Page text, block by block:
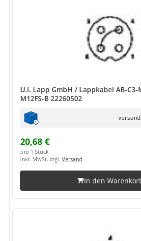
U.I. Lapp GmbH / Lappkabel AB-C3-
M12FS-B 22260502
20,68 €
pro 1 Stück
inkl. MwSt. zzgl. Versand
In den